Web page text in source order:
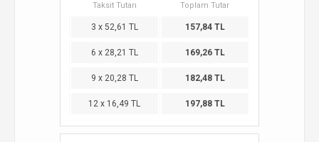
Taksit Tutarı Toplam Tutar
3 x 52,61 TL 157,84 TL
6 x 28,21 TL 169,26 TL
9 x 20,28 TL 182,48 TL
12 x 16,49 TL 197,88 TL